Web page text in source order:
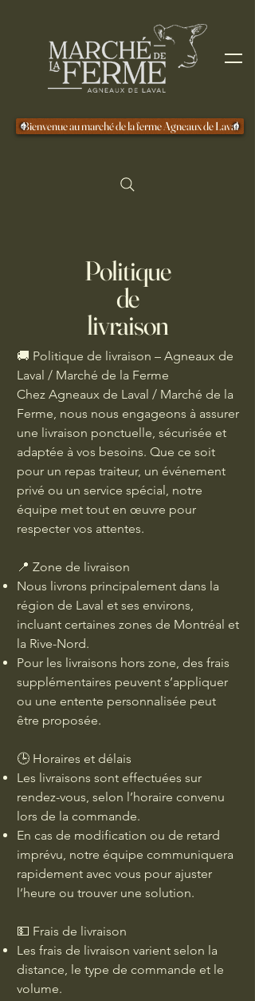
Bienvenue au marché de la ferme Agneaux de Laval
Politique
de
livraison
🚚 Politique de livraison – Agneaux de
Laval / Marché de la Ferme
Chez Agneaux de Laval / Marché de la
Ferme, nous nous engageons à assurer
une livraison ponctuelle, sécurisée et
adaptée à vos besoins. Que ce soit
pour un repas traiteur, un événement
privé ou un service spécial, notre
équipe met tout en œuvre pour
respecter vos attentes.
📍 Zone de livraison
Nous livrons principalement dans la
région de Laval et ses environs,
incluant certaines zones de Montréal et
la Rive-Nord.
Pour les livraisons hors zone, des frais
supplémentaires peuvent s’appliquer
ou une entente personnalisée peut
être proposée.
🕒 Horaires et délais
Les livraisons sont effectuées sur
rendez-vous, selon l’horaire convenu
lors de la commande.
En cas de modification ou de retard
imprévu, notre équipe communiquera
rapidement avec vous pour ajuster
l’heure ou trouver une solution.
💵 Frais de livraison
Les frais de livraison varient selon la
distance, le type de commande et le
volume.